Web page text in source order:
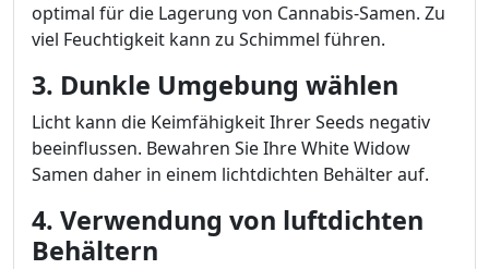
optimal für die Lagerung von Cannabis-Samen. Zu
viel Feuchtigkeit kann zu Schimmel führen.
3. Dunkle Umgebung wählen
Licht kann die Keimfähigkeit Ihrer Seeds negativ
beeinflussen. Bewahren Sie Ihre White Widow
Samen daher in einem lichtdichten Behälter auf.
4. Verwendung von luftdichten
Behältern